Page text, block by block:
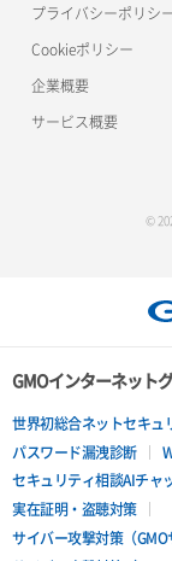
プライバシーポリシ
Cookieポリシー
企業概要
サービス概要
©
GMOインターネット
世界初総合ネットセキュ
パスワード漏洩診断
セキュリティ相談AIチャ
実在証明・盗聴対策
サイバー攻撃対策（